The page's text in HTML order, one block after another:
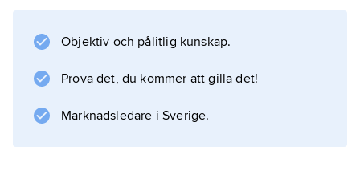
Objektiv och pålitlig kunskap.
Prova det, du kommer att gilla det!
Marknadsledare i Sverige.